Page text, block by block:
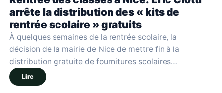
arrête la distribution des « kits de
rentrée scolaire » gratuits
À quelques semaines de la rentrée scolaire, la
décision de la mairie de Nice de mettre fin à la
distribution gratuite de fournitures scolaires…
Lire